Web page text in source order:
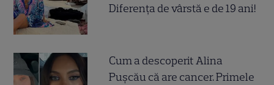
Diferența de vârstă e de 19 ani!
Cum a descoperit Alina
Pușcău că are cancer. Primele